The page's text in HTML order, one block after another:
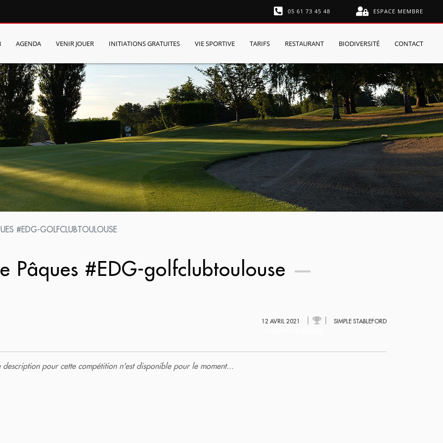
05 61 73 45 48 ESPACE MEMBRE
AGENDA VENIR JOUER INITIATIONS GRATUITES VIE SPORTIVE TARIFS RESTAURANT BIODIVERSITÉ CONTACT
#EDG-GOLFCLUBTOULOUSE
Pâques #EDG-golfclubtoulouse
12 AVRIL 2021 SIMPLE STABLEFORD
description pour cette compétition n'est disponible pour le moment...